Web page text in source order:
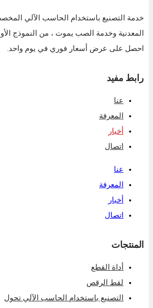
خدمة التصنيع باستخدام الحاسب الآلي
المعدنية وخدمة الصب يموت ، من النموذج
احصل على عرض أسعار فوري في يوم واحد.
رابط مفيد
عنا
المعرفة
أخبار
اتصال
عنا
المعرفة
أخبار
اتصال
المنتجات
أداة القطع
لقط الرقص
التصنيع باستخدام الحاسب الآلي تحول